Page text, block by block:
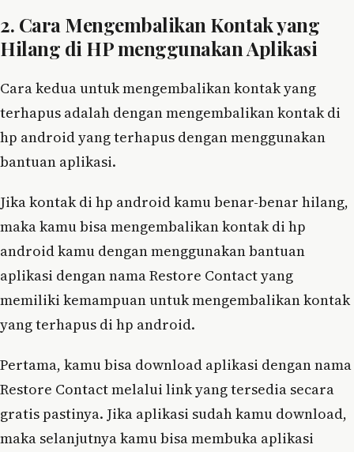
2. Cara Mengembalikan Kontak yang
Hilang di HP menggunakan Aplikasi
Cara kedua untuk mengembalikan kontak yang
terhapus adalah dengan mengembalikan kontak di
hp android yang terhapus dengan menggunakan
bantuan aplikasi.
Jika kontak di hp android kamu benar-benar hilang,
maka kamu bisa mengembalikan kontak di hp
android kamu dengan menggunakan bantuan
aplikasi dengan nama Restore Contact yang
memiliki kemampuan untuk mengembalikan kontak
yang terhapus di hp android.
Pertama, kamu bisa download aplikasi dengan nama
Restore Contact melalui link yang tersedia secara
gratis pastinya. Jika aplikasi sudah kamu download,
maka selanjutnya kamu bisa membuka aplikasi